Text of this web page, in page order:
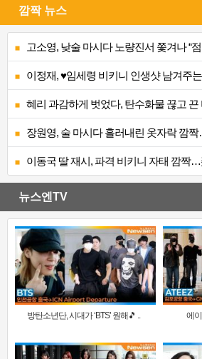
깜짝 뉴스
고소영, 낮술 마시다 노량진서 쫓겨나 “
이정재, ♥임세령 비키니 인생샷 남겨주
혜리 과감하게 벗었다, 탄수화물 끊고 끈
장원영, 술 마시다 흘러내린 옷자락 깜
이동국 딸 재시, 파격 비키니 자태 깜짝
뉴스엔TV
방탄소년단, 시대가 ‘BTS’ 원해🎵 .. 에